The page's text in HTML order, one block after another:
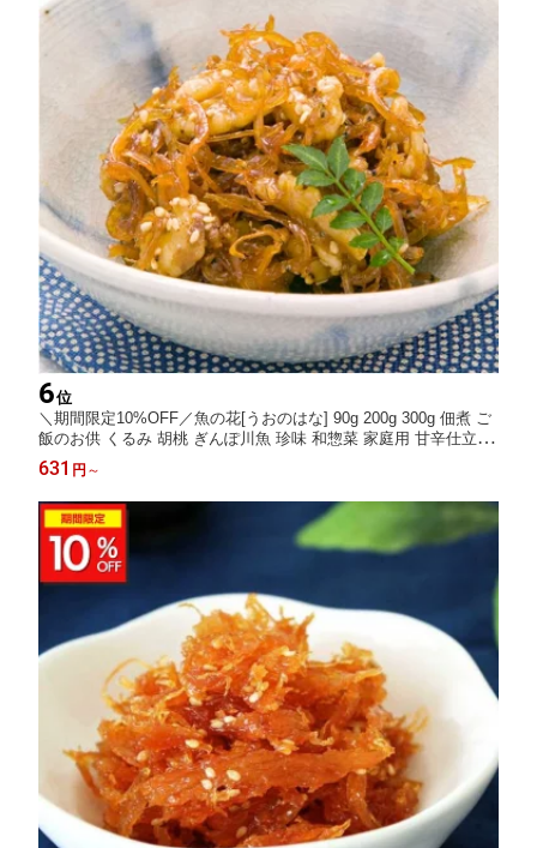
6位
＼期間限定10%OFF／魚の花[うおのはな] 90g 200g 300g 佃煮 ご
飯のお供 くるみ 胡桃 ぎんぽ川魚 珍味 和惣菜 家庭用 甘辛仕立て
常備菜 朝食 お弁当 晩酌 おつまみ 敬老の日 ギフト 贈答用 お取り
寄せ グルメ お中元 夏ギフト 冬ギフト 人気 金沢名物 金沢
631 円 ～